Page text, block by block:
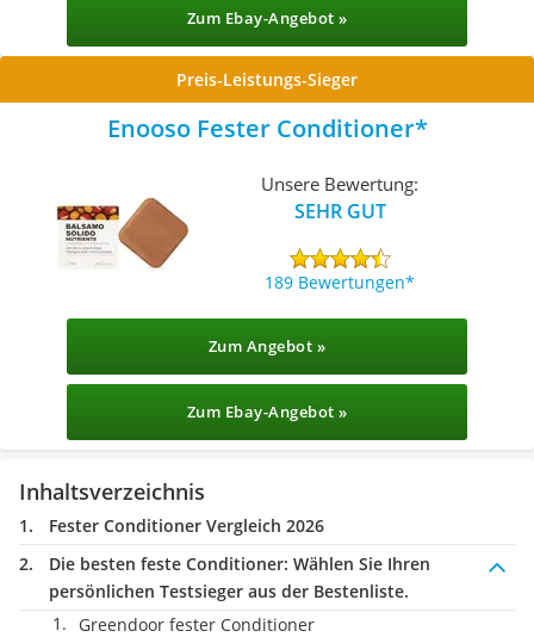
Zum Ebay-Angebot »
Preis-Leistungs-Sieger
Enooso Fester Conditioner
Unsere Bewertung:
SEHR GUT
189 Bewertungen
Zum Angebot »
Zum Ebay-Angebot »
Inhaltsverzeichnis
Fester Conditioner Vergleich 2026
Die besten feste Conditioner: Wählen Sie Ihren
persönlichen Testsieger aus der Bestenliste.
Greendoor fester Conditioner